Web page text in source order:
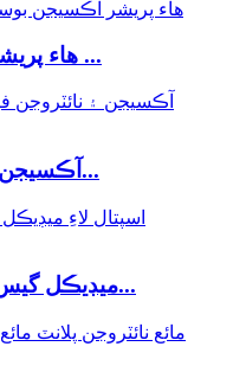
30Nm3 هاء پريشر آڪسيجن ...
آڪسيجن ۽ نائٽروجن حقيقت...
ميڊيڪل گيس آڪسيجن پلانٽ لاءِ...